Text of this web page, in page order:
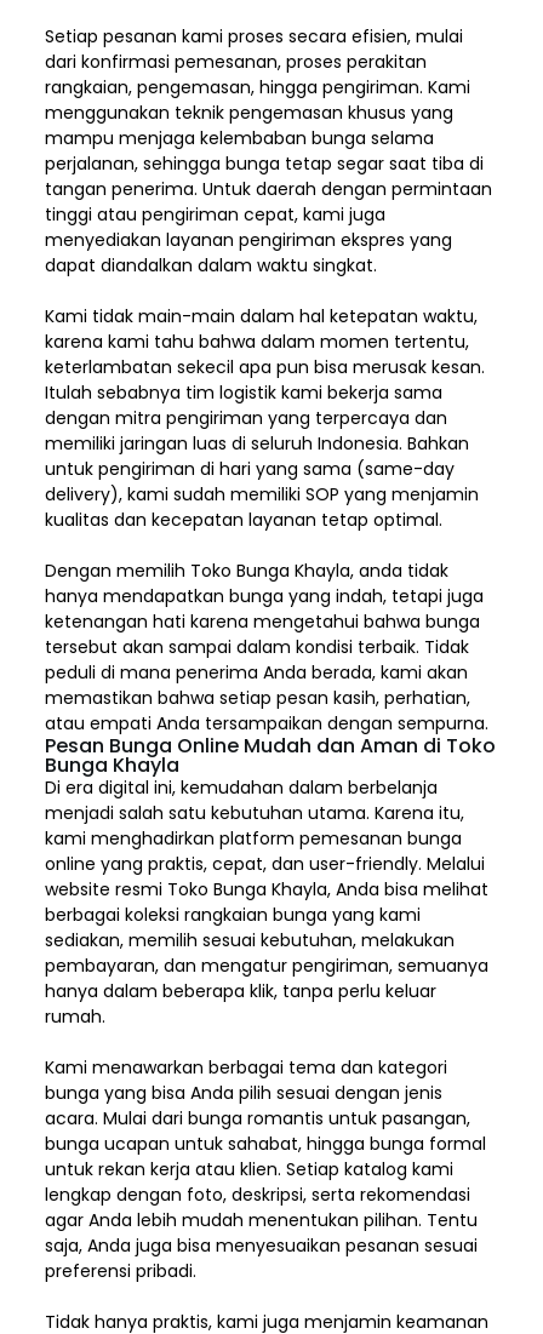
Setiap pesanan kami proses secara efisien, mulai
dari konfirmasi pemesanan, proses perakitan
rangkaian, pengemasan, hingga pengiriman. Kami
menggunakan teknik pengemasan khusus yang
mampu menjaga kelembaban bunga selama
perjalanan, sehingga bunga tetap segar saat tiba di
tangan penerima. Untuk daerah dengan permintaan
tinggi atau pengiriman cepat, kami juga
menyediakan layanan pengiriman ekspres yang
dapat diandalkan dalam waktu singkat.
Kami tidak main-main dalam hal ketepatan waktu,
karena kami tahu bahwa dalam momen tertentu,
keterlambatan sekecil apa pun bisa merusak kesan.
Itulah sebabnya tim logistik kami bekerja sama
dengan mitra pengiriman yang terpercaya dan
memiliki jaringan luas di seluruh Indonesia. Bahkan
untuk pengiriman di hari yang sama (same-day
delivery), kami sudah memiliki SOP yang menjamin
kualitas dan kecepatan layanan tetap optimal.
Dengan memilih Toko Bunga Khayla, anda tidak
hanya mendapatkan bunga yang indah, tetapi juga
ketenangan hati karena mengetahui bahwa bunga
tersebut akan sampai dalam kondisi terbaik. Tidak
peduli di mana penerima Anda berada, kami akan
memastikan bahwa setiap pesan kasih, perhatian,
atau empati Anda tersampaikan dengan sempurna.
Pesan Bunga Online Mudah dan Aman di Toko
Bunga Khayla
Di era digital ini, kemudahan dalam berbelanja
menjadi salah satu kebutuhan utama. Karena itu,
kami menghadirkan platform pemesanan bunga
online yang praktis, cepat, dan user-friendly. Melalui
website resmi Toko Bunga Khayla, Anda bisa melihat
berbagai koleksi rangkaian bunga yang kami
sediakan, memilih sesuai kebutuhan, melakukan
pembayaran, dan mengatur pengiriman,semuanya
hanya dalam beberapa klik, tanpa perlu keluar
rumah.
Kami menawarkan berbagai tema dan kategori
bunga yang bisa Anda pilih sesuai dengan jenis
acara. Mulai dari bunga romantis untuk pasangan,
bunga ucapan untuk sahabat, hingga bunga formal
untuk rekan kerja atau klien. Setiap katalog kami
lengkap dengan foto, deskripsi, serta rekomendasi
agar Anda lebih mudah menentukan pilihan. Tentu
saja, Anda juga bisa menyesuaikan pesanan sesuai
preferensi pribadi.
Tidak hanya praktis, kami juga menjamin keamanan